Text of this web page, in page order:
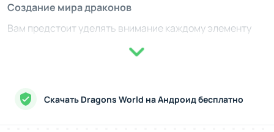
Создание мира драконов
Вам предстоит уделять внимание каждому элементу
уникальные виды с комбинацией различных стихий. Для
правильного выбора родителей до соблюдения
условий выведения. Также важным аспектом станет
Скачать Dragons World на Андроид бесплатно